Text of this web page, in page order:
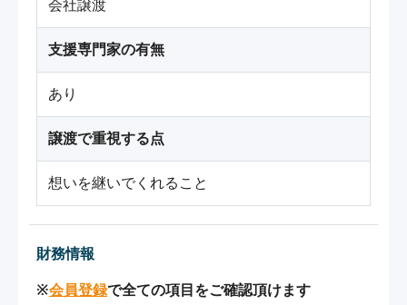
会社譲渡
支援専門家の有無
あり
譲渡で重視する点
想いを継いでくれること
財務情報
※会員登録で全ての項目をご確認頂けます